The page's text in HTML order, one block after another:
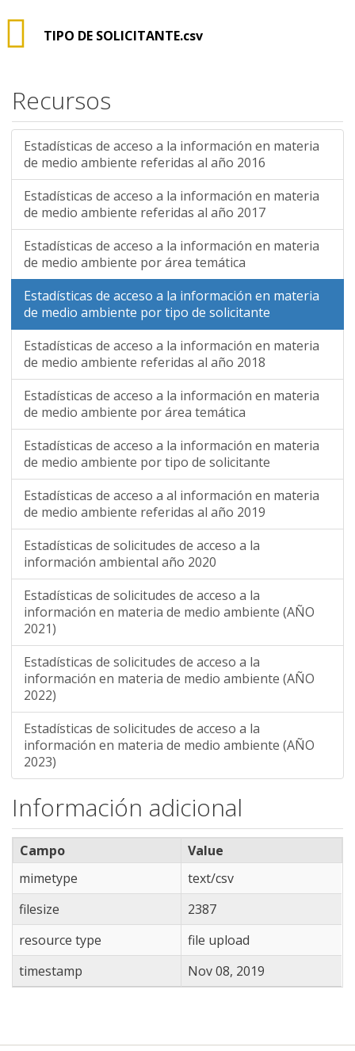
TIPO DE SOLICITANTE.csv
Recursos
Estadísticas de acceso a la información en materia
de medio ambiente referidas al año 2016
Estadísticas de acceso a la información en materia
de medio ambiente referidas al año 2017
Estadísticas de acceso a la información en materia
de medio ambiente por área temática
Estadísticas de acceso a la información en materia
de medio ambiente por tipo de solicitante
Estadísticas de acceso a la información en materia
de medio ambiente referidas al año 2018
Estadísticas de acceso a la información en materia
de medio ambiente por área temática
Estadísticas de acceso a la información en materia
de medio ambiente por tipo de solicitante
Estadísticas de acceso a al información en materia
de medio ambiente referidas al año 2019
Estadísticas de solicitudes de acceso a la
información ambiental año 2020
Estadísticas de solicitudes de acceso a la
información en materia de medio ambiente (AÑO
2021)
Estadísticas de solicitudes de acceso a la
información en materia de medio ambiente (AÑO
2022)
Estadísticas de solicitudes de acceso a la
información en materia de medio ambiente (AÑO
2023)
Información adicional
Campo
Value
mimetype
text/csv
filesize
2387
resource type
file upload
timestamp
Nov 08, 2019